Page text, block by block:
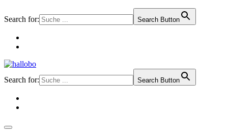
Search for: Search Button
Search for: Search Button